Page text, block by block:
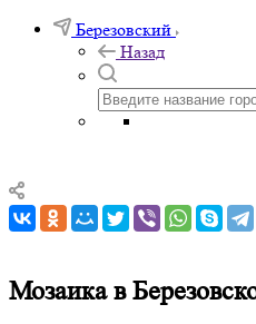
Березовский
Назад
Мозаика в